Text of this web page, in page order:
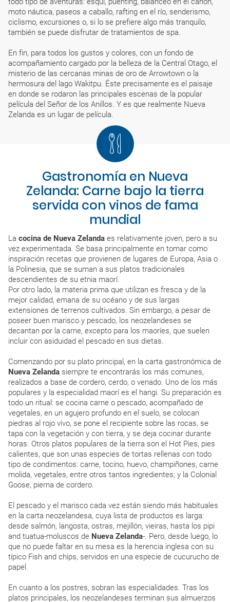
moto náutica, paseos a caballo, rafting en el río, senderismo,
ciclismo, excursiones o, si lo se prefiere algo más tranquilo,
también se puede disfrutar de tratamientos de spa.
En fin, para todos los gustos y colores, con un fondo de
acompañamiento cargado por la belleza de la Central Otago, el
misterio de las cercanas minas de oro de Arrowtown o la
hermosura del lago Wakitpu. Éste precisamente es el paisaje
en donde se rodaron las principales escenas de la popular
película del Señor de los Anillos. Y es que realmente Nueva
Zelanda es un lugar de película.
Gastronomía en Nueva
Zelanda: Carne bajo la tierra
servida con vinos de fama
mundial
La cocina de Nueva Zelanda es relativamente joven, pero a su
vez experimentada. Se basa principalmente en tomar como
inspiración recetas que provienen de lugares de Europa, Asia o
la Polinesia, que se suman a sus platos tradicionales
descendientes de su etnia maorí.
Por otro lado, la materia prima que utilizan es fresca y de la
mejor calidad, emana de su océano y de sus largas
extensiones de terrenos cultivados. Sin embargo, a pesar de
poseer buen marisco y pescado, los neozelandeses se
decantan por la carne, excepto para los maoríes, que suelen
incluir con asiduidad el pescado en sus dietas.
Comenzando por su plato principal, en la carta gastronómica de
Nueva Zelanda siempre te encontrarás los más comunes,
realizados a base de cordero, cerdo, o venado. Uno de los más
populares y la especialidad maorí es el hangi. Su preparación es
todo un ritual: se cocina carne o pescado, acompañado de
vegetales, en un agujero profundo en el suelo, se colocan
piedras al rojo vivo, se pone el recipiente sobre las rocas, se
tapa con la vegetación y con tierra, y se deja cocinar durante
horas. Otros platos populares de la tierra son el Hot Pies, pies
calientes, que son unas especies de tortas rellenas con todo
tipo de condimentos: carne, tocino, huevo, champiñones, carne
molida, vegetales, entre otros tantos ingredientes; y la Colonial
Goose, pierna de cordero.
El pescado y el marisco cada vez están siendo más habituales
en la carta neozelandesa, cuya lista de productos es larga:
desde salmón, langosta, ostras, mejillón, vieiras, hasta los pipi
and tuatua-moluscos de Nueva Zelanda-. Pero, desde luego, lo
que no puede faltar en su mesa es la herencia inglesa con su
típico Fish and chips, servidos en una especie de cucurucho de
papel.
En cuanto a los postres, sobran las especialidades. Tras los
platos principales, los neozelandeses terminan sus almuerzos